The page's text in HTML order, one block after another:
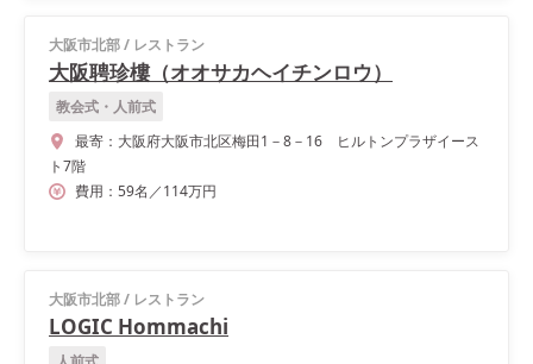
大阪市北部/ レストラン
大阪聘珍樓（オオサカヘイチンロウ）
教会式・人前式
最寄： 大阪府大阪市北区梅田1－8－16 ヒルトンプラザイース
ト7階
費用： 59名 ／114万円
大阪市北部/ レストラン
LOGIC Hommachi